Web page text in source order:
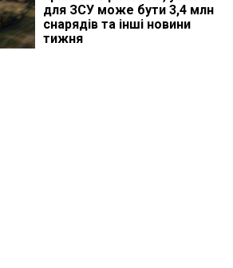
для ЗСУ може бути 3,4 млн
снарядів та інші новини
тижня